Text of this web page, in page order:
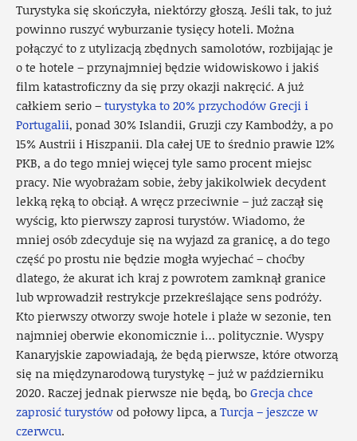
Turystyka się skończyła, niektórzy głoszą. Jeśli tak, to już
powinno ruszyć wyburzanie tysięcy hoteli. Można
połączyć to z utylizacją zbędnych samolotów, rozbijając je
o te hotele – przynajmniej będzie widowiskowo i jakiś
film katastroficzny da się przy okazji nakręcić. A już
całkiem serio –turystyka to 20% przychodów Grecji i
Portugalii, ponad 30% Islandii, Gruzji czy Kambodży, a po
15% Austrii i Hiszpanii. Dla całej UE to średnio prawie 12%
PKB, a do tego mniej więcej tyle samo procent miejsc
pracy. Nie wyobrażam sobie, żeby jakikolwiek decydent
lekką ręką to obciął. A wręcz przeciwnie – już zaczął się
wyścig, kto pierwszy zaprosi turystów. Wiadomo, że
mniej osób zdecyduje się na wyjazd za granicę, a do tego
część po prostu nie będzie mogła wyjechać – choćby
dlatego, że akurat ich kraj z powrotem zamknął granice
lub wprowadził restrykcje przekreślające sens podróży.
Kto pierwszy otworzy swoje hotele i plaże w sezonie, ten
najmniej oberwie ekonomicznie i… politycznie. Wyspy
Kanaryjskie zapowiadają, że będą pierwsze, które otworzą
się na międzynarodową turystykę – już w październiku
2020. Raczej jednak pierwsze nie będą, boGrecja chce
zaprosić turystówod połowy lipca, aTurcja – jeszcze w
czerwcu.